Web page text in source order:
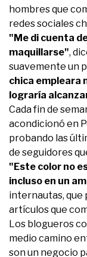
hombres que
redes sociales
"Me di cuenta
maquillarse",
suavemente un
chica empleara
lograría
Cada fin de
acondicionó en
probando las
de seguidores
"Este color no
incluso en un
internautas, que
artículos que
Los blogueros
medio camino
son un negocio